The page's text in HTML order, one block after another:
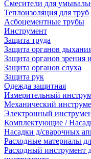
Смесители для
Теплоизоляция для труб
Асбоцементные трубы
Инструмент
Защита труда
Защита органов
Защита органов зрения
Защита органов слуха
Защита рук
Одежда защитная
Измерительный
Механический
Электронный
Комплектующие /
Насадки д/сварочных
Расходные материалы
Расходный инструмент